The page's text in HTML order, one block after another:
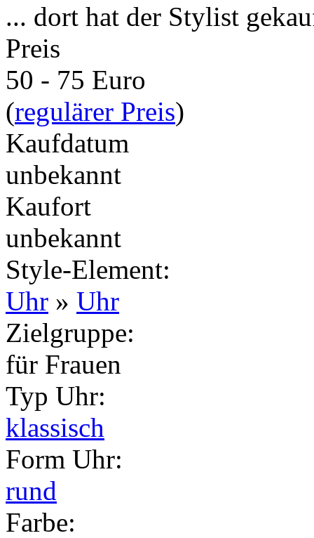
... dort hat der Stylist
Preis
50 - 75 Euro
(regulärer Preis)
Kaufdatum
unbekannt
Kaufort
unbekannt
Style-Element:
Uhr » Uhr
Zielgruppe:
für Frauen
Typ Uhr:
klassisch
Form Uhr:
rund
Farbe: